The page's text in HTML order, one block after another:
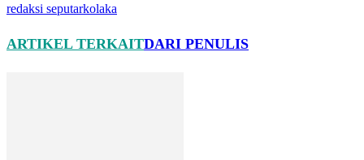
redaksi seputarkolaka
ARTIKEL TERKAITDARI PENULIS